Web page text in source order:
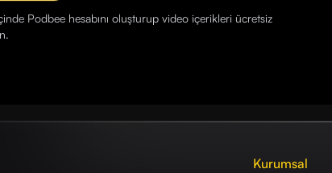
Podbee hesabını oluşturup video içerikleri ücretsiz
Kurumsal